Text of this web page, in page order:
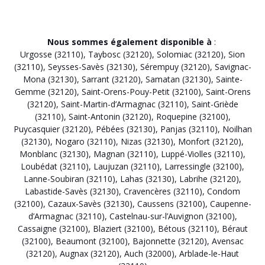
Nous sommes également disponible à :
Urgosse (32110), Taybosc (32120), Solomiac (32120), Sion
(32110), Seysses-Savès (32130), Sérempuy (32120), Savignac-
Mona (32130), Sarrant (32120), Samatan (32130), Sainte-
Gemme (32120), Saint-Orens-Pouy-Petit (32100), Saint-Orens
(32120), Saint-Martin-d’Armagnac (32110), Saint-Griède
(32110), Saint-Antonin (32120), Roquepine (32100),
Puycasquier (32120), Pébées (32130), Panjas (32110), Noilhan
(32130), Nogaro (32110), Nizas (32130), Monfort (32120),
Monblanc (32130), Magnan (32110), Luppé-Violles (32110),
Loubédat (32110), Laujuzan (32110), Larressingle (32100),
Lanne-Soubiran (32110), Lahas (32130), Labrihe (32120),
Labastide-Savès (32130), Cravencères (32110), Condom
(32100), Cazaux-Savès (32130), Caussens (32100), Caupenne-
d’Armagnac (32110), Castelnau-sur-l’Auvignon (32100),
Cassaigne (32100), Blaziert (32100), Bétous (32110), Béraut
(32100), Beaumont (32100), Bajonnette (32120), Avensac
(32120), Augnax (32120), Auch (32000), Arblade-le-Haut